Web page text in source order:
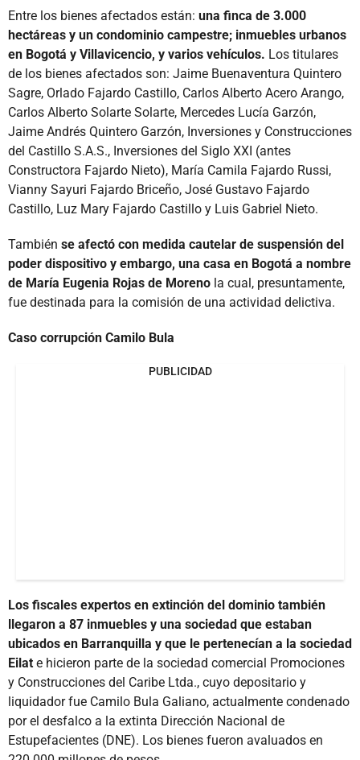
Entre los bienes afectados están: una finca de 3.000
hectáreas y un condominio campestre; inmuebles urbanos
en Bogotá y Villavicencio, y varios vehículos. Los titulares
de los bienes afectados son: Jaime Buenaventura Quintero
Sagre, Orlado Fajardo Castillo, Carlos Alberto Acero Arango,
Carlos Alberto Solarte Solarte, Mercedes Lucía Garzón,
Jaime Andrés Quintero Garzón, Inversiones y Construcciones
del Castillo S.A.S., Inversiones del Siglo XXI (antes
Constructora Fajardo Nieto), María Camila Fajardo Russi,
Vianny Sayuri Fajardo Briceño, José Gustavo Fajardo
Castillo, Luz Mary Fajardo Castillo y Luis Gabriel Nieto.
También se afectó con medida cautelar de suspensión del
poder dispositivo y embargo, una casa en Bogotá a nombre
de María Eugenia Rojas de Moreno la cual, presuntamente,
fue destinada para la comisión de una actividad delictiva.
Caso corrupción Camilo Bula
PUBLICIDAD
Los fiscales expertos en extinción del dominio también
llegaron a 87 inmuebles y una sociedad que estaban
ubicados en Barranquilla y que le pertenecían a la sociedad
Eilat e hicieron parte de la sociedad comercial Promociones
y Construcciones del Caribe Ltda., cuyo depositario y
liquidador fue Camilo Bula Galiano, actualmente condenado
por el desfalco a la extinta Dirección Nacional de
Estupefacientes (DNE). Los bienes fueron avaluados en